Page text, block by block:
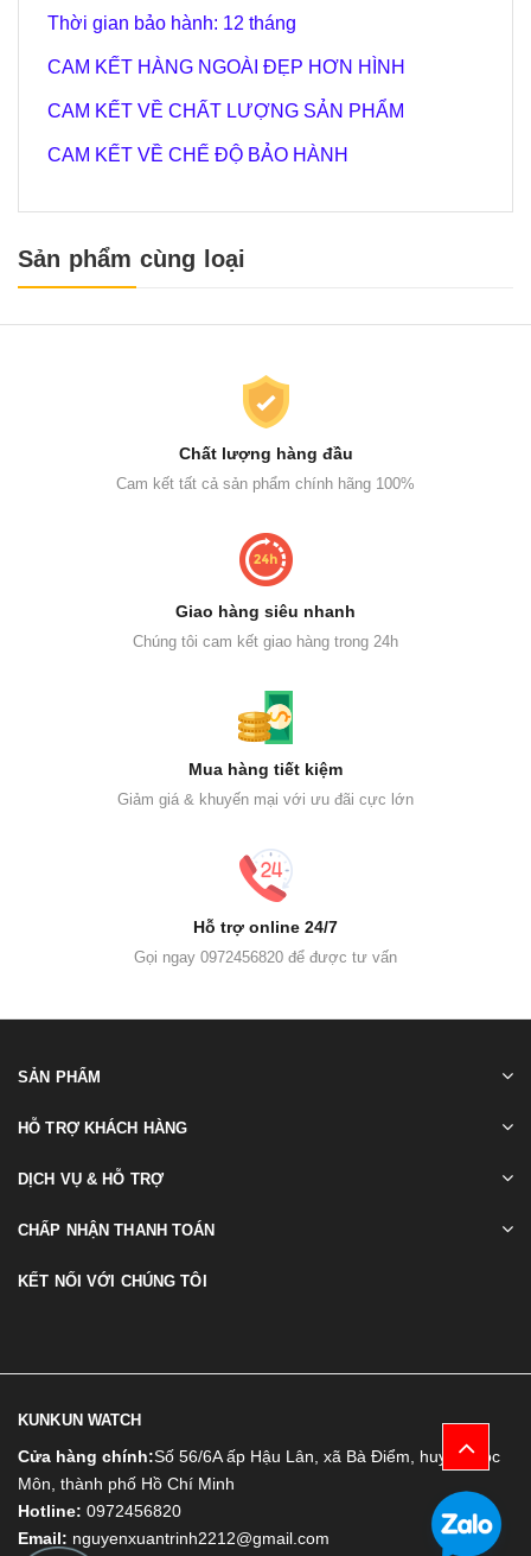
Thời gian bảo hành: 12 tháng
CAM KẾT HÀNG NGOÀI ĐẸP HƠN HÌNH
CAM KẾT VỀ CHẤT LƯỢNG SẢN PHẨM
CAM KẾT VỀ CHẾ ĐỘ BẢO HÀNH
Sản phẩm cùng loại
Chất lượng hàng đầu
Cam kết tất cả sản phẩm chính hãng 100%
Giao hàng siêu nhanh
Chúng tôi cam kết giao hàng trong 24h
Mua hàng tiết kiệm
Giảm giá & khuyến mại với ưu đãi cực lớn
Hỗ trợ online 24/7
Gọi ngay 0972456820 để được tư vấn
SẢN PHẨM
HỖ TRỢ KHÁCH HÀNG
DỊCH VỤ & HỖ TRỢ
CHẤP NHẬN THANH TOÁN
KẾT NỐI VỚI CHÚNG TÔI
KUNKUN WATCH
Cửa hàng chính:Số 56/6A ấp Hậu Lân, xã Bà Điểm, huyện Hóc
Môn, thành phố Hồ Chí Minh
Hotline: 0972456820
Email: nguyenxuantrinh2212@gmail.com